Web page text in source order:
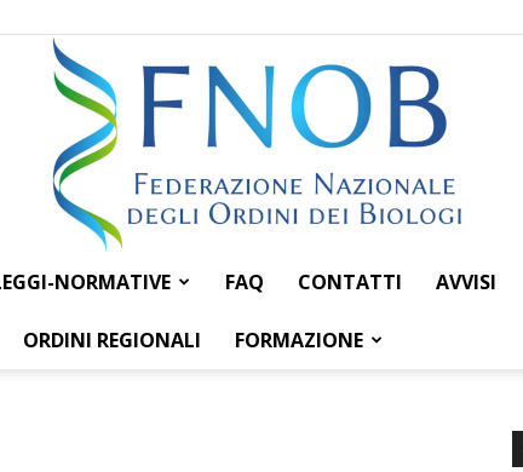
Federazione
NORMATIVE FAQ CONTATTI AVVISI
ORDINI REGIONALI FORMAZIONE